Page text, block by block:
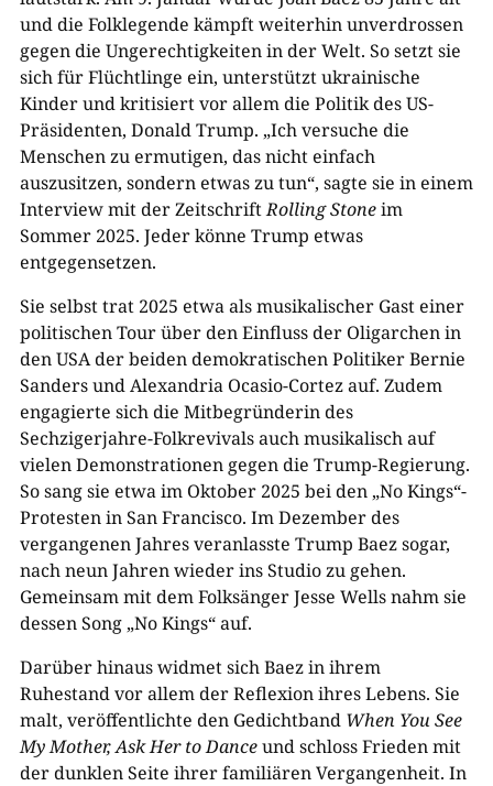
und die Folklegende kämpft weiterhin unverdrossen
gegen die Ungerechtigkeiten in der Welt. So setzt sie
sich für Flüchtlinge ein, unterstützt ukrainische
Kinder und kritisiert vor allem die Politik des US-
Präsidenten, Donald Trump. „Ich versuche die
Menschen zu ermutigen, das nicht einfach
auszusitzen, sondern etwas zu tun“, sagte sie in einem
Interview mit der ZeitschriftRolling Stoneim
Sommer 2025. Jeder könne Trump etwas
entgegensetzen.
Sie selbst trat 2025 etwa als musikalischer Gast einer
politischen Tour über den Einfluss der Oligarchen in
den USA der beiden demokratischen Politiker Bernie
Sanders und Alexandria Ocasio-Cortez auf. Zudem
engagierte sich die Mitbegründerin des
Sechzigerjahre-Folkrevivals auch musikalisch auf
vielen Demonstrationen gegen die Trump-Regierung.
So sang sie etwa im Oktober 2025 bei den „No Kings“-
Protesten in San Francisco. Im Dezember des
vergangenen Jahres veranlasste Trump Baez sogar,
nach neun Jahren wieder ins Studio zu gehen.
Gemeinsam mit dem Folksänger Jesse Wells nahm sie
dessen Song „No Kings“ auf.
Darüber hinaus widmet sich Baez in ihrem
Ruhestand vor allem der Reflexion ihres Lebens. Sie
malt, veröffentlichte den Gedichtband When You See
My Mother, Ask Her to Danceund schloss Frieden mit
der dunklen Seite ihrer familiären Vergangenheit. In